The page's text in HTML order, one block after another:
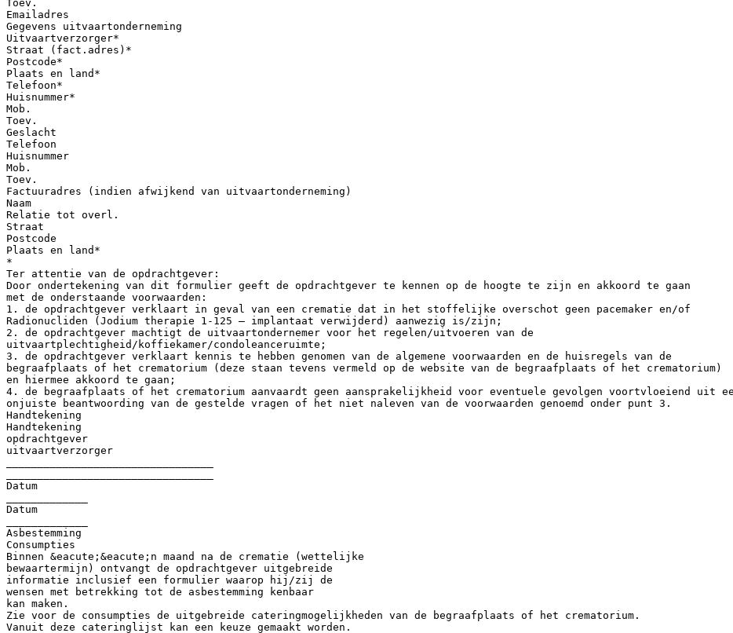
Toev.
Emailadres
Gegevens uitvaartonderneming
Uitvaartverzorger*
Straat (fact.adres)*
Postcode*
Plaats en land*
Telefoon*
Huisnummer*
Mob.
Toev.
Geslacht
Telefoon
Huisnummer
Mob.
Toev.
Factuuradres (indien afwijkend van uitvaartonderneming)
Naam
Relatie tot overl.
Straat
Postcode
Plaats en land*
*
Ter attentie van de opdrachtgever:
Door ondertekening van dit formulier geeft de opdrachtgever te kennen op de hoogte te zijn en akkoord te gaan
met de onderstaande voorwaarden:
1. de opdrachtgever verklaart in geval van een crematie dat in het stoffelijke overschot geen pacemaker en/of
Radionucliden (Jodium therapie 1-125 – implantaat verwijderd) aanwezig is/zijn;
2. de opdrachtgever machtigt de uitvaartondernemer voor het regelen/uitvoeren van de
uitvaartplechtigheid/koffiekamer/condoleanceruimte;
3. de opdrachtgever verklaart kennis te hebben genomen van de algemene voorwaarden en de huisregels van de
begraafplaats of het crematorium (deze staan tevens vermeld op de website van de begraafplaats of het crematorium)
en hiermee akkoord te gaan;
4. de begraafplaats of het crematorium aanvaardt geen aansprakelijkheid voor eventuele gevolgen voortvloeiend uit
onjuiste beantwoording van de gestelde vragen of het niet naleven van de voorwaarden genoemd onder punt 3.
Handtekening
Handtekening
opdrachtgever
uitvaartverzorger
Datum
Datum
Asbestemming
Consumpties
Binnen &eacute;&eacute;n maand na de crematie (wettelijke
bewaartermijn) ontvangt de opdrachtgever uitgebreide
informatie inclusief een formulier waarop hij/zij de
wensen met betrekking tot de asbestemming kenbaar
kan maken.
Zie voor de consumpties de uitgebreide cateringmogelijkheden van de begraafplaats of het crematorium.
Vanuit deze cateringlijst kan een keuze gemaakt worden.